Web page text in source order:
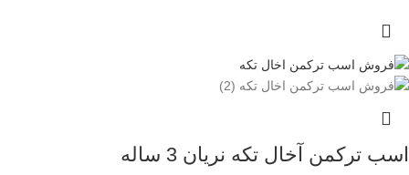
اسب ترکمن آخال تکه نریان 3 ساله